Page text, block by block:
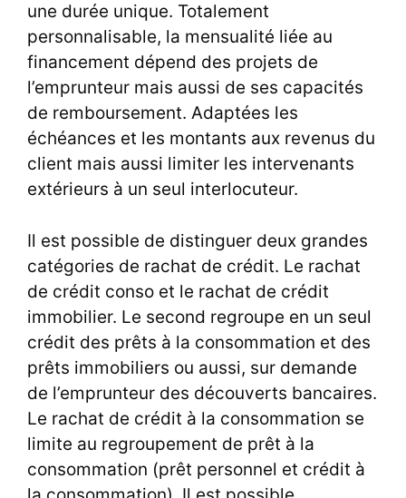
une durée unique. Totalement
personnalisable, la mensualité liée au
financement dépend des projets de
l’emprunteur mais aussi de ses capacités
de remboursement. Adaptées les
échéances et les montants aux revenus du
client mais aussi limiter les intervenants
extérieurs à un seul interlocuteur.
Il est possible de distinguer deux grandes
catégories de rachat de crédit. Le rachat
de crédit conso et le rachat de crédit
immobilier. Le second regroupe en un seul
crédit des prêts à la consommation et des
prêts immobiliers ou aussi, sur demande
de l’emprunteur des découverts bancaires.
Le rachat de crédit à la consommation se
limite au regroupement de prêt à la
consommation (prêt personnel et crédit à